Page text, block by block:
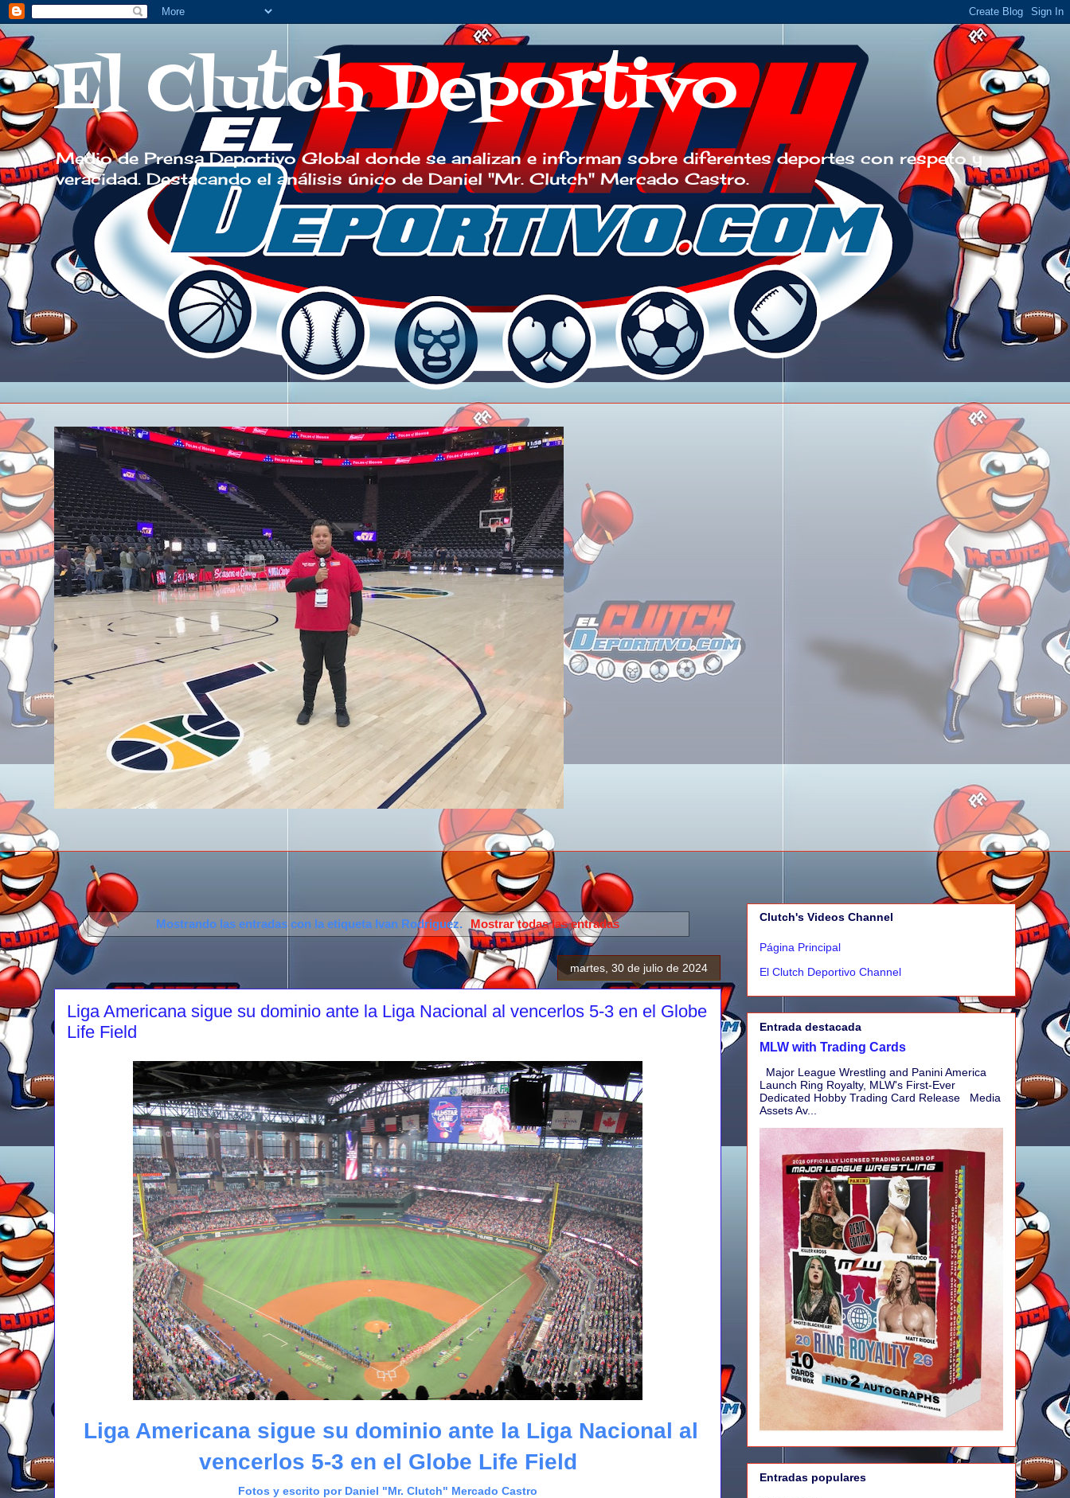
El Clutch Deportivo
Medio de Prensa Deportivo Global donde se analizan e informan sobre diferentes deportes con respeto y
veracidad. Destacando el análisis único de Daniel "Mr. Clutch" Mercado Castro.
Mostrando las entradas con la etiqueta Ivan Rodriguez. Mostrar todas las entradas
martes, 30 de julio de 2024
Liga Americana sigue su dominio ante la Liga Nacional al vencerlos 5-3 en el Globe
Life Field
Liga Americana sigue su dominio ante la Liga Nacional al
vencerlos 5-3 en el Globe Life Field
Fotos y escrito por Daniel "Mr. Clutch" Mercado Castro
Clutch's Videos Channel
Página Principal
El Clutch Deportivo Channel
Entrada destacada
MLW with Trading Cards
Major League Wrestling and Panini America
Launch Ring Royalty, MLW's First-Ever
Dedicated Hobby Trading Card Release Media
Assets Av...
Entradas populares